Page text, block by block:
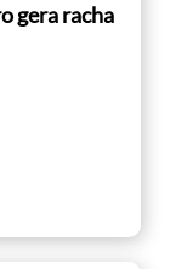
gera racha